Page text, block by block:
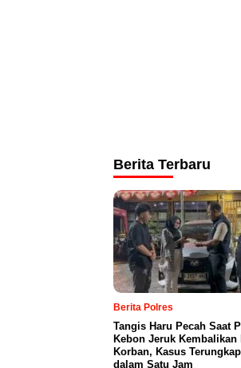
Berita Terbaru
Berita Polres
Tangis Haru Pecah Saat
Kebon Jeruk Kembalikan
Korban, Kasus
dalam Satu Jam